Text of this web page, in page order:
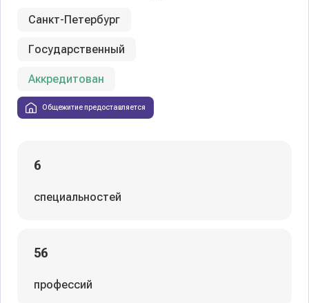
Санкт-Петербург
Государственный
Аккредитован
Общежитие предоставляется
6
специальностей
56
профессий